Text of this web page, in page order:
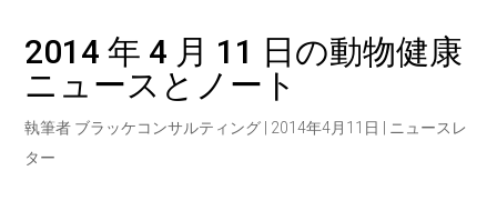
2014 年 4 月 11 日の動物健康
ニュースとノート
執筆者 ブラッケコンサルティング 2014年4月11日
ニュースレ
ター